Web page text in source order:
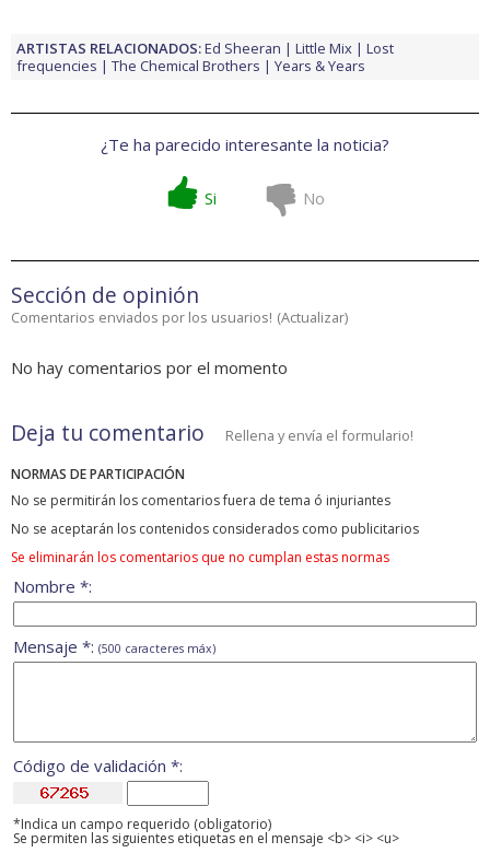
ARTISTAS RELACIONADOS:Ed Sheeran Little Mix
Lost
frequencies
The Chemical Brothers Years & Years
¿Te ha parecido interesante la noticia?
Si No
Sección de opinión
Comentarios enviados por los usuarios! (Actualizar)
No hay comentarios por el momento
Deja tu comentario Rellena y envía el formulario!
NORMAS DE PARTICIPACIÓN
No se permitirán los comentarios fuera de tema ó injuriantes
No se aceptarán los contenidos considerados como publicitarios
Se eliminarán los comentarios que no cumplan estas normas
Nombre *:
Mensaje *: (500 caracteres máx)
Código de validación *:
*Indica un campo requerido (obligatorio)
Se permiten las siguientes etiquetas en el mensaje <b> <i> <u>